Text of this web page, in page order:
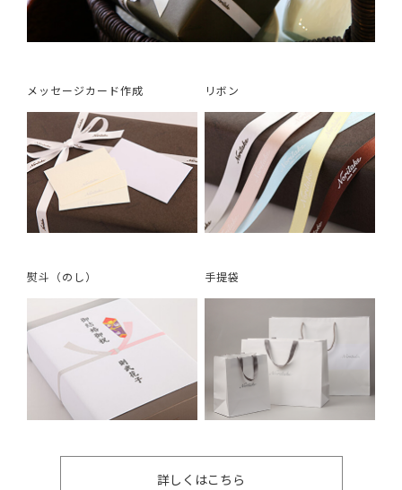
メッセージカード作成 リボン
熨斗（のし） 手提袋
詳しくはこちら